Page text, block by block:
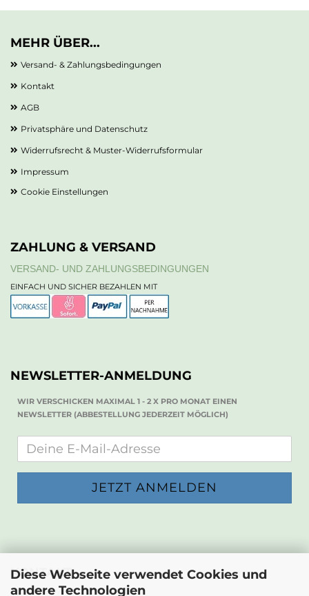
Diese Webseite verwendet Cookies und
andere Technologien
MEHR ÜBER...
Versand- & Zahlungsbedingungen
Kontakt
AGB
Privatsphäre und Datenschutz
Widerrufsrecht & Muster-Widerrufsformular
Impressum
Cookie Einstellungen
ZAHLUNG & VERSAND
VERSAND- UND ZAHLUNGSBEDINGUNGEN
EINFACH UND SICHER BEZAHLEN MIT
NEWSLETTER-ANMELDUNG
WIR VERSCHICKEN MAXIMAL 1 - 2 X PRO MONAT EINEN
NEWSLETTER (ABBESTELLUNG JEDERZEIT MÖGLICH)
KONTAKT
Die Papierwerkstatt